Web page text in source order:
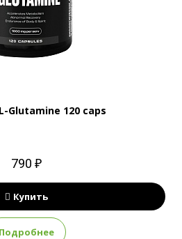
Glutamine 120 caps
790 ₽
Купить
Подробнее